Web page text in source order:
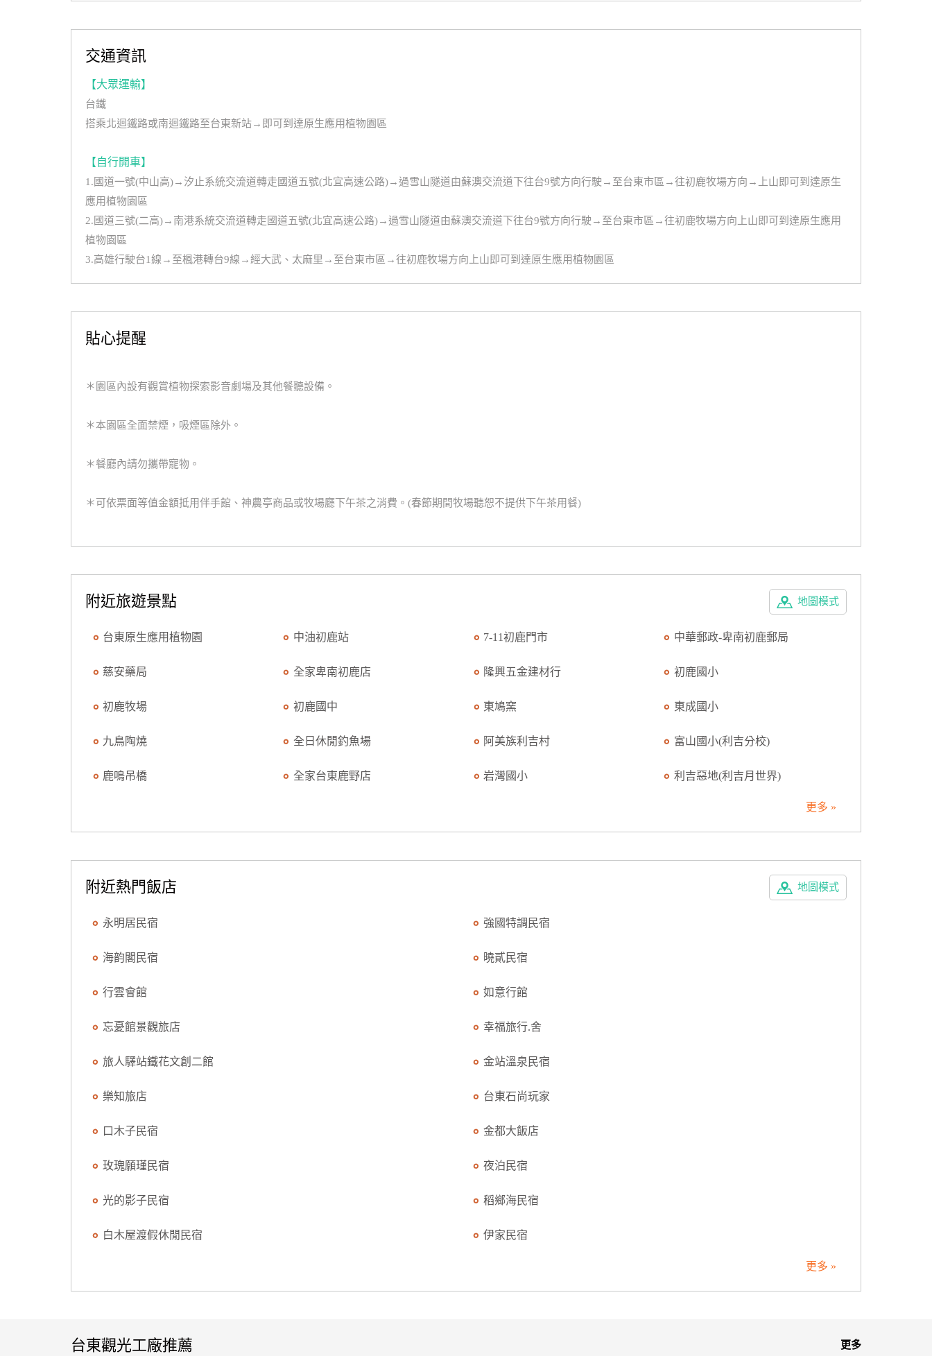
交通資訊
【大眾運輸】
台鐵
搭乘北迴鐵路或南迴鐵路至台東新站→即可到達原生應用植物園區
【自行開車】
1.國道一號(中山高)→汐止系統交流道轉走國道五號(北宜高速公路)→過雪山隧道由蘇澳交流道下往台9號方向行駛→至台東市區→往初鹿牧場方向→上山即可到達原生
應用植物園區
2.國道三號(二高)→南港系統交流道轉走國道五號(北宜高速公路)→過雪山隧道由蘇澳交流道下往台9號方向行駛→至台東市區→往初鹿牧場方向上山即可到達原生應用
植物園區
3.高雄行駛台1線→至楓港轉台9線→經大武、太麻里→至台東市區→往初鹿牧場方向上山即可到達原生應用植物園區
貼心提醒
＊園區內設有觀賞植物探索影音劇場及其他餐聽設備。
＊本園區全面禁煙，吸煙區除外。
＊餐廳內請勿攜帶寵物。
＊可依票面等值金額抵用伴手館、神農亭商品或牧場廳下午茶之消費。(春節期間牧場聽恕不提供下午茶用餐)
地圖模式
附近旅遊景點
台東原生應用植物園 中油初鹿站 7-11初鹿門市 中華郵政-卑南初鹿郵局
慈安藥局 全家卑南初鹿店 隆興五金建材行 初鹿國小
初鹿牧場 初鹿國中 東鳩窯 東成國小
九鳥陶燒 全日休閒釣魚場 阿美族利吉村 富山國小(利吉分校)
鹿鳴吊橋 全家台東鹿野店 岩灣國小 利吉惡地(利吉月世界)
更多 »
地圖模式
附近熱門飯店
永明居民宿 強國特調民宿
海韵閣民宿 曉貳民宿
行雲會館 如意行館
忘憂館景觀旅店 幸福旅行.舍
旅人驛站鐵花文創二館 金站溫泉民宿
樂知旅店 台東石尚玩家
口木子民宿 金都大飯店
玫瑰願瑾民宿 夜泊民宿
光的影子民宿 稻鄉海民宿
白木屋渡假休閒民宿 伊家民宿
更多 »
更多
台東觀光工廠推薦